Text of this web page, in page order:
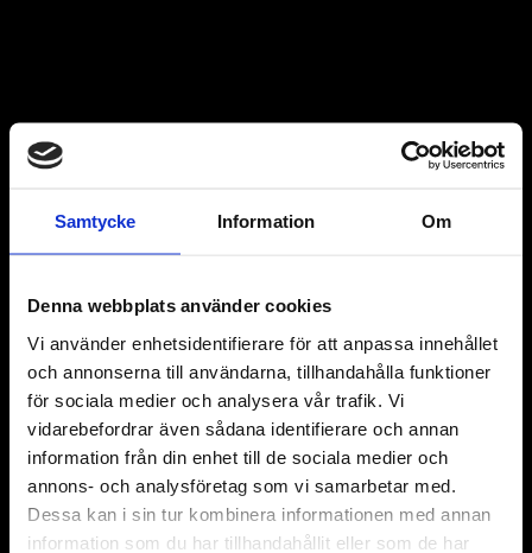
Samtycke Information Om
Denna webbplats använder cookies
Vi använder enhetsidentifierare för att anpassa innehållet
och annonserna till användarna, tillhandahålla funktioner
för sociala medier och analysera vår trafik. Vi
vidarebefordrar även sådana identifierare och annan
information från din enhet till de sociala medier och
annons- och analysföretag som vi samarbetar med.
Dessa kan i sin tur kombinera informationen med annan
information som du har tillhandahållit eller som de har